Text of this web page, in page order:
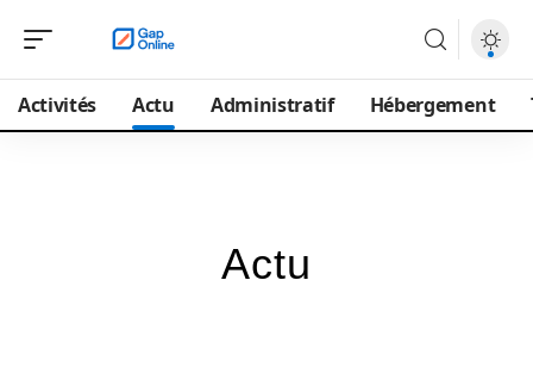
Activités Actu Administratif Hébergement
Actu